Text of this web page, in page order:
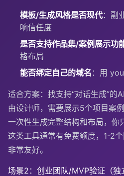
模板/生成风格是否现代：副
响信任度
是否支持作品集/案例展示功
格布局
能否绑定自己的域名 ：用
适合方案：找支持“对话生成”的
由设计师，需要展示5个项目案
一次性生成完整结构和布局，你
这类工具通常有免费额度，1-2
非常友好。
场景2：创业团队/MVP验证（独